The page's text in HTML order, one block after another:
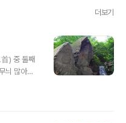
더보기
) 중 둘째
늬 많아대
簟冷, 髮